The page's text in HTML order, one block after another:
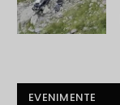
EVENIMENTE